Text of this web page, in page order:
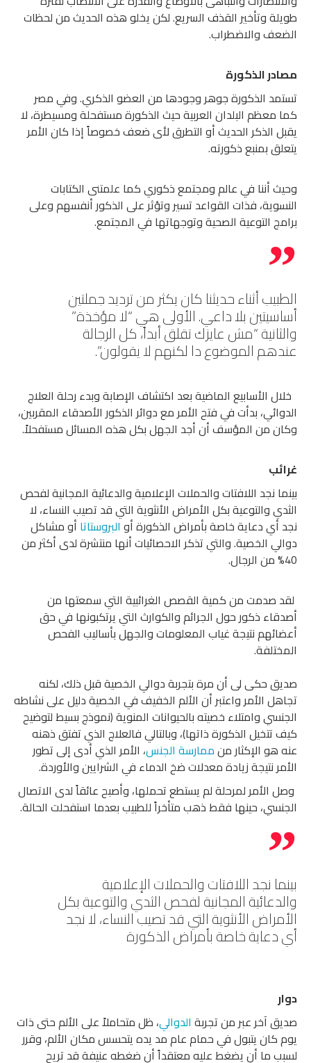
طويلة وتأخير القذف السريع. لكن يخلو هذه الحديث من لحظات
الضعف والاضطراب.
مصادر الذكورة
تستمد الذكورة جوهر وجودها من العضو الذكري. وفي مصر
كما معظم البلدان العربية حيث الذكورة مستفحلة ومسيطرة، لا
يقبل الذكر الحديث أو التطرق لأى ضعف خصوصاً إذا كان الأمر
يتعلق بمنبع ذكورته.
وحيث أننا في عالم ومجتمع ذكوري كما علمتنى الكتابات
النسوية، فذات القواعد تسير وتؤثر على الذكور أنفسهم وعلى
برامج التوعية الصحية وتوجهاتها في المجتمع.
الطبيب أثناء حديثنا كان يكثر من ترديد جملتين
أساسيتين بلا داعي. الأولى هي “لا مؤخذة”
والثانية “مش عايزك تقلق أبداً، كل الرجالة
عندهم الموضوع دا لكنهم لا يقولون”.
خلال الأسابيع الماضية بعد اكتشاف الإصابة وبدء رحلة العلاج
الدوائي، بدأت في فتح الأمر مع دوائر الذكور الأصدقاء المقربين،
وكان من المؤسف أن أجد الجهل بكل هذه المسائل مستفحلاً.
غرائب
بينما نجد اللافتات والحملات الإعلامية والدعائية المجانية لفحص
الثدي والتوعية بكل الأمراض الأنثوية التي قد تصيب النساء، لا
نجد أي دعاية خاصة بأمراض الذكورة أوالبروستاتا أو مشاكل
دوالي الخصية. والتي تذكر الاحصائيات أنها منتشرة لدى أكثر من
40% من الرجال.
لقد صدمت من كمية القصص الغرائبية التي سمعتها من
أصدقاء ذكور حول الجرائم والكوارث التي يرتكبونها في حق
أعضائهم نتيجة غياب المعلومات والجهل بأساليب الفحص
المختلفة.
صديق حكى لى أن مرة بتجربة دوالي الخصية قبل ذلك، لكنه
تجاهل الأمر واعتبر أن الألم الخفيف في الخصية دليل على نشاطه
الجنسي وامتلاء خصيته بالحيوانات المنوية (نموذج بسيط لتوضيح
كيف تتخيل الذكورة ذاتها)، وبالتالي فالعلاج الذي تفتق ذهنه
عنه هو الإكثار منممارسة الجنس، الأمر الذي أدى إلى تطور
الأمر نتيجة زيادة معدلات ضخ الدماء في الشرايين والأوردة.
وصل الأمر لمرحلة لم يستطع تحملها، وأصبح عائقاً لدى الاتصال
الجنسي، حينها فقط ذهب متأخراً للطبيب بعدما استفحلت الحالة.
بينما نجد اللافتات والحملات الإعلامية
والدعائية المجانية لفحص الثدي والتوعية بكل
الأمراض الأنثوية التي قد تصيب النساء، لا نجد
أي دعاية خاصة بأمراض الذكورة
دوار
صديق آخر عبر من تجربة الدوالي، ظل متحاملاً على الألم حتى ذات
يوم كان يتبول في حمام عام مد يده يتحسس مكان الألم، وقرر
لسبب ما أن يضغط عليه معتقداً أن ضغطه عنيفة قد تريح